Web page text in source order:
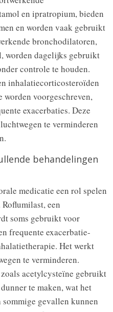
en ipratropium, bieden
en worden vaak gebruikt
bronchodilatoren,
worden dagelijks gebruikt
controle te houden.
inhalatiecorticosteroïden
worden voorgeschreven,
exacerbaties. Deze
te verminderen
behandelingen
medicatie een rol spelen
een
soms gebruikt voor
frequente exacerbatie-
Het werkt
te verminderen.
acetylcysteïne gebruikt
te maken, wat het
gevallen kunnen